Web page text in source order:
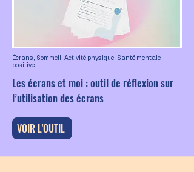
Écrans, Sommeil, Activité physique, Santé mentale
positive
Les écrans et moi : outil de réflexion sur
l’utilisation des écrans
VOIR L'OUTIL